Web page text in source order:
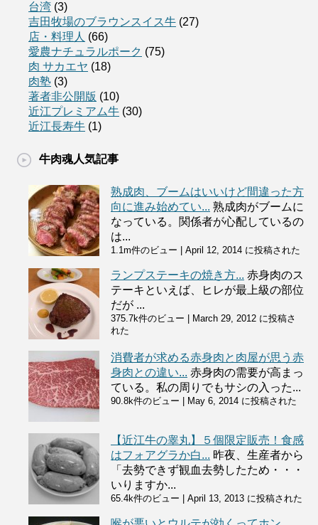
台湾 (3)
吉田牧場のブラウンスイス牛 (27)
店・料理人 (66)
愛農ナチュラルポーク (75)
肉 サカエヤ (18)
肉塾 (3)
著者非公開版 (10)
近江プレミアム牛 (30)
近江長寿牛 (1)
牛肉魂人気記事
熟成肉、ブームはいいけど間違った方
向に進み始めてい... 熟成肉がブームに
なっている。関係者が心配しているの
は...
1.1m件のビュー April 12, 2014 に投稿された
ランプステーキの焼き方... 赤身肉のス
テーキといえば、ヒレが最上級の部位
だが ...
375.7k件のビュー
March 29, 2012 に投稿さ
れた
消費者が求める赤身肉と肉屋が思う赤
身肉との違い... 赤身肉の需要が高まっ
ている。私の周りでもサシの入った...
90.8k件のビュー May 6, 2014 に投稿された
【近江牛の睾丸】５個限定販売！食感
はフォアグラか白... 昨夜、生産者から
「去勢できず観血去勢したため・・・
いりますか...
65.4k件のビュー April 13, 2013 に投稿された